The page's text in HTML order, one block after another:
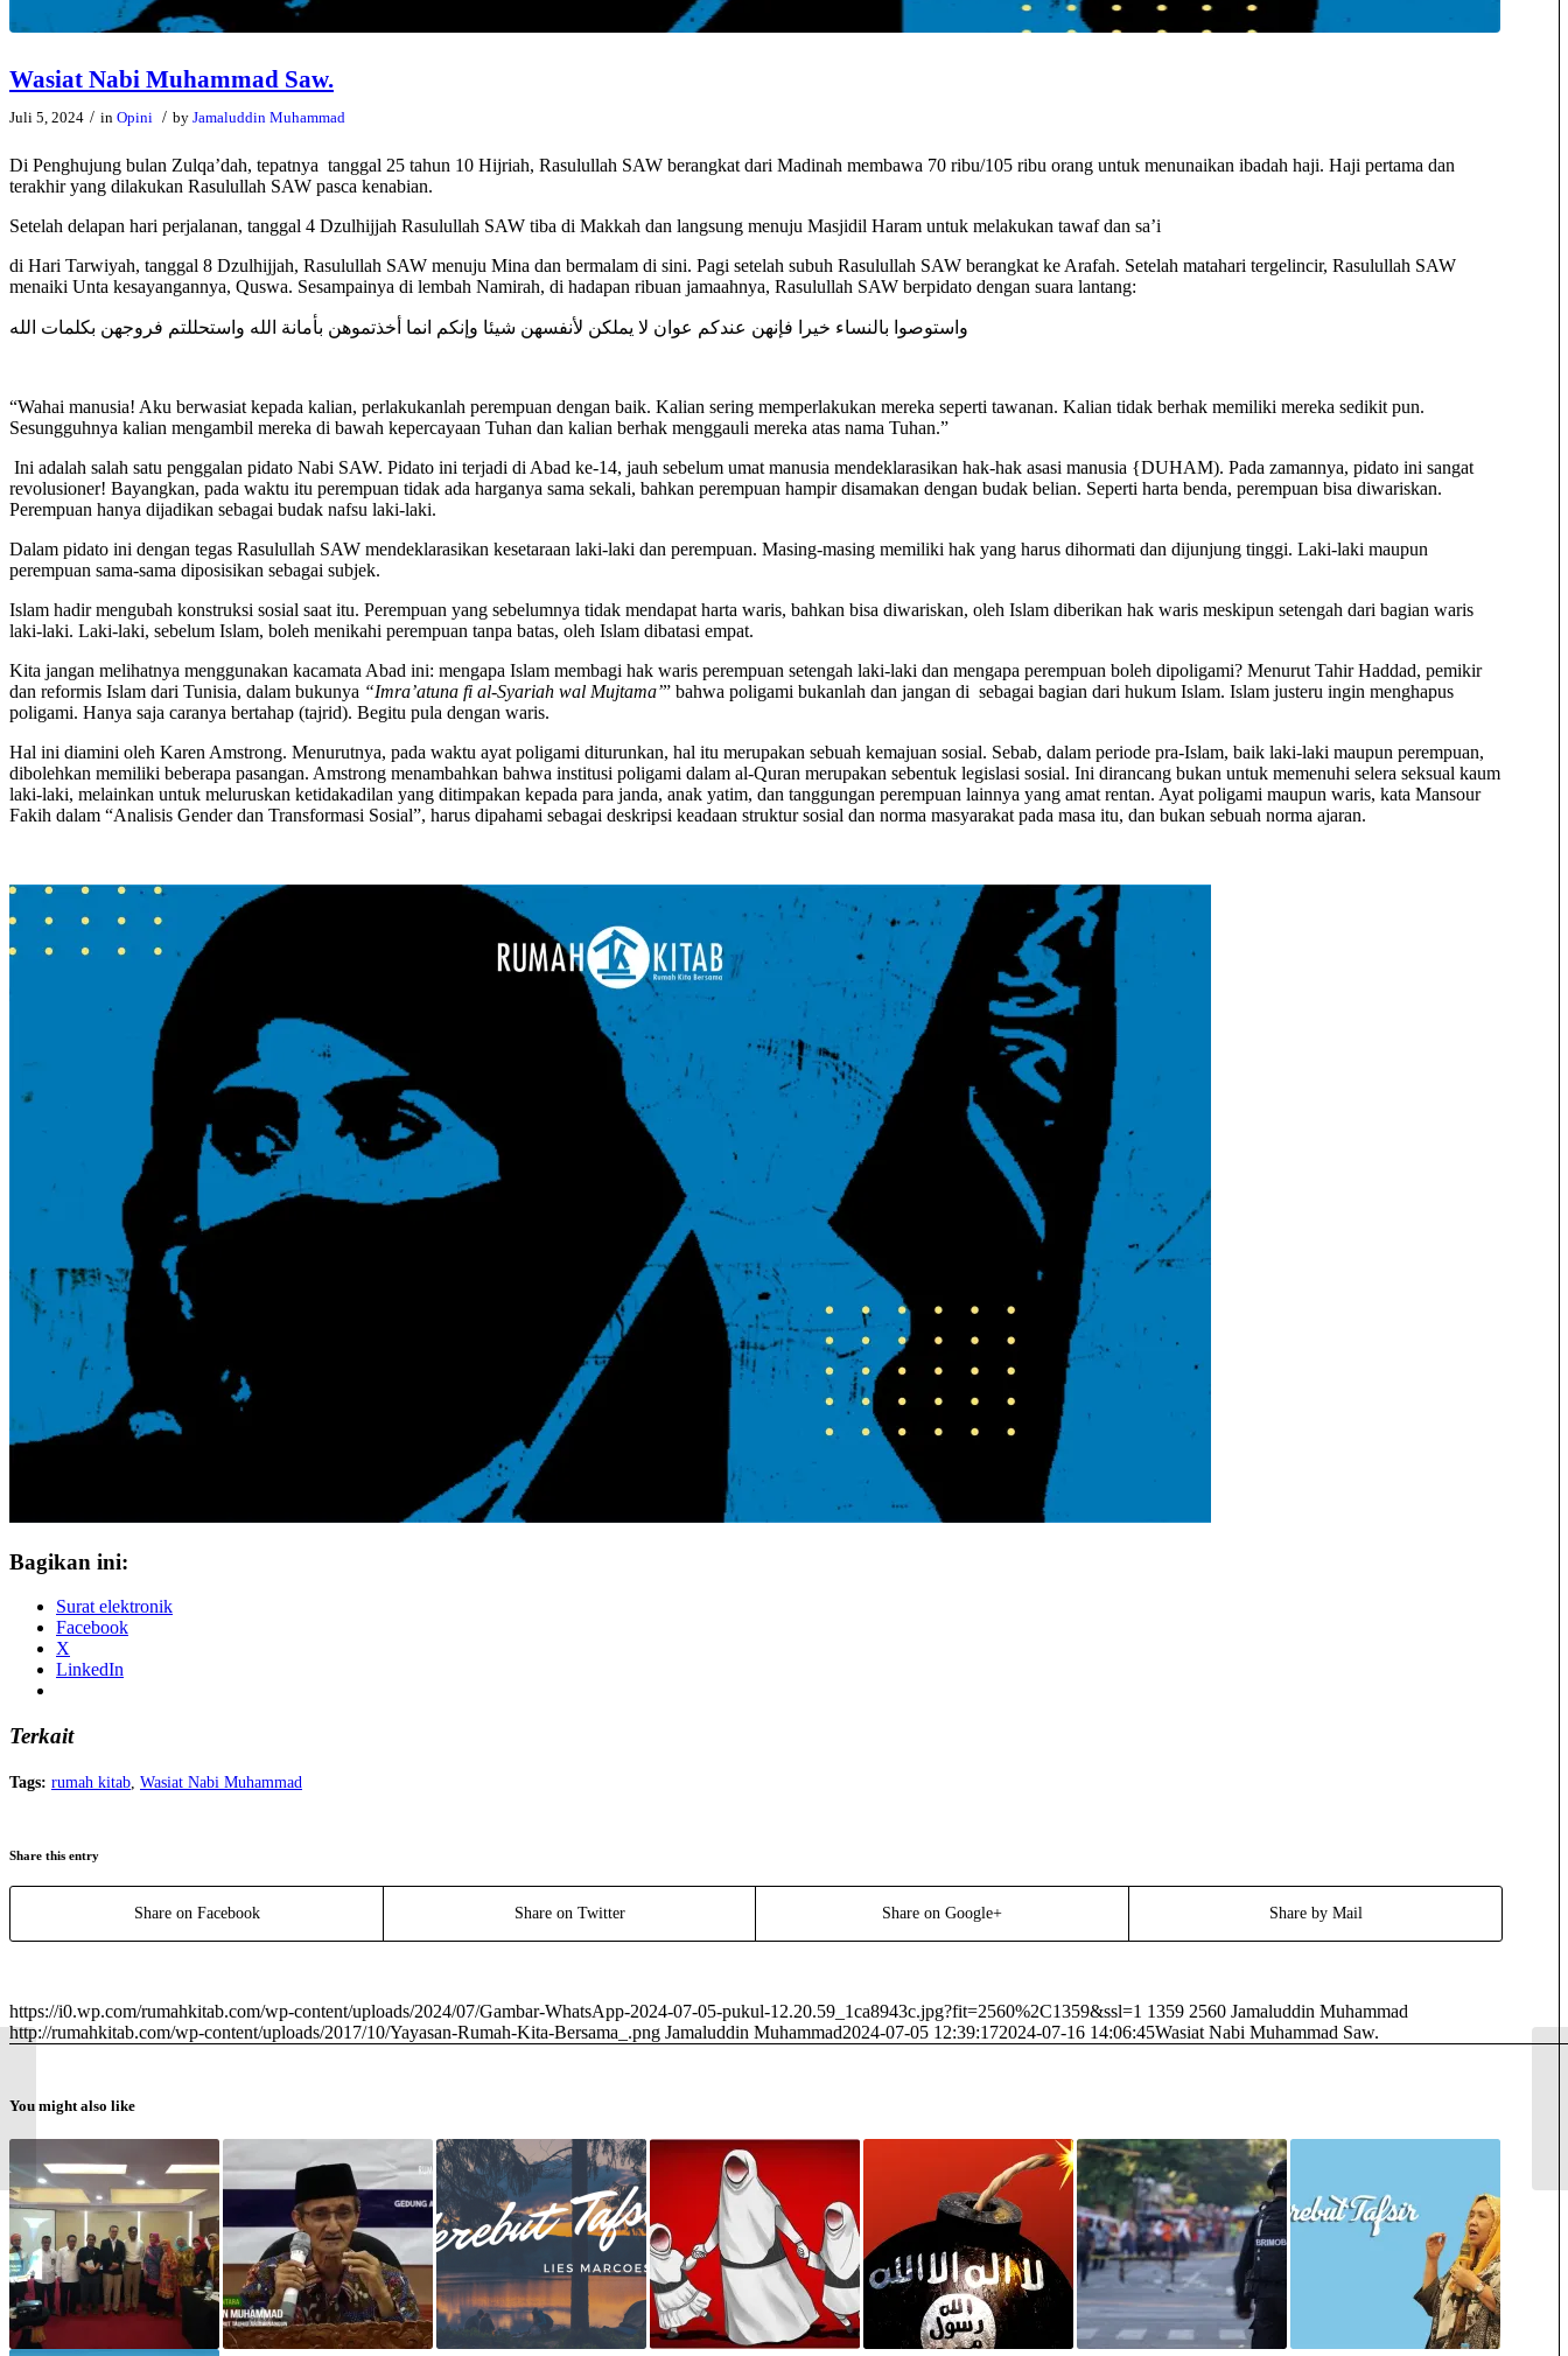
Wasiat Nabi Muhammad Saw.
Juli 5, 2024 / in Opini / by Jamaluddin Muhammad
Di Penghujung bulan Zulqa’dah, tepatnya tanggal 25 tahun 10 Hijriah, Rasulullah SAW berangkat dari Madinah membawa 70 ribu/105 ribu orang untuk menunaikan ibadah haji. Haji pertama dan
terakhir yang dilakukan Rasulullah SAW pasca kenabian.
Setelah delapan hari perjalanan, tanggal 4 Dzulhijjah Rasulullah SAW tiba di Makkah dan langsung menuju Masjidil Haram untuk melakukan tawaf dan sa’i
di Hari Tarwiyah, tanggal 8 Dzulhijjah, Rasulullah SAW menuju Mina dan bermalam di sini. Pagi setelah subuh Rasulullah SAW berangkat ke Arafah. Setelah matahari tergelincir, Rasulullah SAW
menaiki Unta kesayangannya, Quswa. Sesampainya di lembah Namirah, di hadapan ribuan jamaahnya, Rasulullah SAW berpidato dengan suara lantang:
واستوصوا بالنساء خيرا فإنهن عندكم عوان لا يملكن لأنفسهن شيئا وإنكم انما أخذتموهن بأمانة الله واستحللتم فروجهن بكلمات الله
“Wahai manusia! Aku berwasiat kepada kalian, perlakukanlah perempuan dengan baik. Kalian sering memperlakukan mereka seperti tawanan. Kalian tidak berhak memiliki mereka sedikit pun.
Sesungguhnya kalian mengambil mereka di bawah kepercayaan Tuhan dan kalian berhak menggauli mereka atas nama Tuhan.”
Ini adalah salah satu penggalan pidato Nabi SAW. Pidato ini terjadi di Abad ke-14, jauh sebelum umat manusia mendeklarasikan hak-hak asasi manusia {DUHAM). Pada zamannya, pidato ini sangat
revolusioner! Bayangkan, pada waktu itu perempuan tidak ada harganya sama sekali, bahkan perempuan hampir disamakan dengan budak belian. Seperti harta benda, perempuan bisa diwariskan.
Perempuan hanya dijadikan sebagai budak nafsu laki-laki.
Dalam pidato ini dengan tegas Rasulullah SAW mendeklarasikan kesetaraan laki-laki dan perempuan. Masing-masing memiliki hak yang harus dihormati dan dijunjung tinggi. Laki-laki maupun
perempuan sama-sama diposisikan sebagai subjek.
Islam hadir mengubah konstruksi sosial saat itu. Perempuan yang sebelumnya tidak mendapat harta waris, bahkan bisa diwariskan, oleh Islam diberikan hak waris meskipun setengah dari bagian waris
laki-laki. Laki-laki, sebelum Islam, boleh menikahi perempuan tanpa batas, oleh Islam dibatasi empat.
Kita jangan melihatnya menggunakan kacamata Abad ini: mengapa Islam membagi hak waris perempuan setengah laki-laki dan mengapa perempuan boleh dipoligami? Menurut Tahir Haddad, pemikir
dan reformis Islam dari Tunisia, dalam bukunya “Imra’atuna fi al-Syariah wal Mujtama’” bahwa poligami bukanlah dan jangan di sebagai bagian dari hukum Islam. Islam justeru ingin menghapus
poligami. Hanya saja caranya bertahap (tajrid). Begitu pula dengan waris.
Hal ini diamini oleh Karen Amstrong. Menurutnya, pada waktu ayat poligami diturunkan, hal itu merupakan sebuah kemajuan sosial. Sebab, dalam periode pra-Islam, baik laki-laki maupun perempuan,
dibolehkan memiliki beberapa pasangan. Amstrong menambahkan bahwa institusi poligami dalam al-Quran merupakan sebentuk legislasi sosial. Ini dirancang bukan untuk memenuhi selera seksual kaum
laki-laki, melainkan untuk meluruskan ketidakadilan yang ditimpakan kepada para janda, anak yatim, dan tanggungan perempuan lainnya yang amat rentan. Ayat poligami maupun waris, kata Mansour
Fakih dalam “Analisis Gender dan Transformasi Sosial”, harus dipahami sebagai deskripsi keadaan struktur sosial dan norma masyarakat pada masa itu, dan bukan sebuah norma ajaran.
Bagikan ini:
Surat elektronik
Facebook
X
LinkedIn
Terkait
Tags: rumah kitab Wasiat Nabi Muhammad
Share this entry
Share on Facebook Share on Twitter Share on Google+ Share by Mail
https://i0.wp.com/rumahkitab.com/wp-content/uploads/2024/07/Gambar-WhatsApp-2024-07-05-pukul-12.20.59_1ca8943c.jpg?fit=2560%2C1359&ssl=1 1359 2560 Jamaluddin Muhammad
http://rumahkitab.com/wp-content/uploads/2017/10/Yayasan-Rumah-Kita-Bersama_.png Jamaluddin Muhammad2024-07-05 12:39:172024-07-16 14:06:45Wasiat Nabi Muhammad Saw.
You might also like
agama Ibrahim